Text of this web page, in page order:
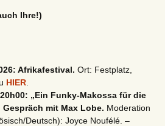
Ihre!)
Afrikafestival. Ort: Festplatz,
HIER
20h00: „Ein Funky-Makossa für die
mit Max Lobe. Moderation
Deutsch): Joyce Noufélé. –